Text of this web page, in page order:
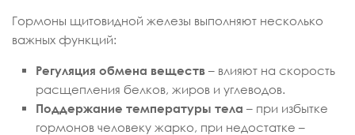
Гормоны щитовидной железы выполняют несколько
важных функций:
Регуляция обмена веществ – влияют на скорость
расщепления белков, жиров и углеводов.
Поддержание температуры тела – при избытке
гормонов человеку жарко, при недостатке –